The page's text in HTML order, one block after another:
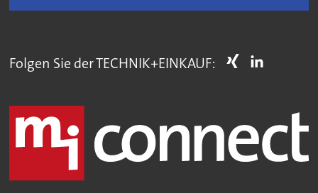
Folgen Sie der TECHNIK+EINKAUF: